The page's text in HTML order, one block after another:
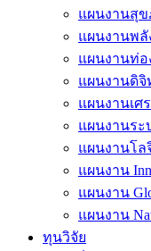
แผนงานสุ
แผนงานพลั
แผนงานท่อ
แผนงานดิ
แผนงานเศ
แผนงานร
แผนงานโล
แผนงาน
แผนงาน
แผนงาน
ทุนวิจัย